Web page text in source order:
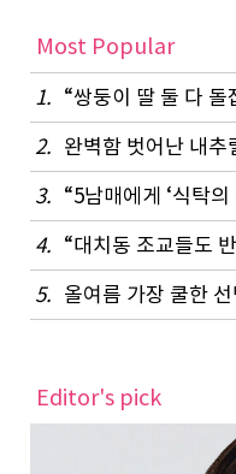
Most Popular
1.
2. 완벽함 벗어난 내추
3. “5남매에게 ‘식탁
4.
5. 올여름 가장 쿨한
Editor's pick